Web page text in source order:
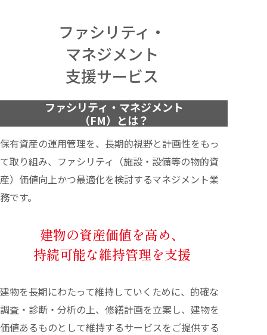
ファシリティ・
マネジメント
支援サービス
ファシリティ・マネジメント
（FM）とは？
保有資産の運用管理を、長期的視野と計画性をもっ
て取り組み、ファシリティ（施設・設備等の物的資
産）価値向上かつ最適化を検討するマネジメント業
務です。
建物の資産価値を高め、
持続可能な維持管理を支援
建物を長期にわたって維持していくために、的確な
調査・診断・分析の上、修繕計画を立案し、建物を
価値あるものとして維持するサービスをご提供する